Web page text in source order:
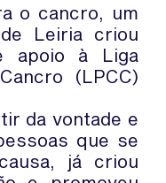
o cancro, um
Leiria criou
apoio à Liga
(LPCC)
da vontade e
que se
já criou